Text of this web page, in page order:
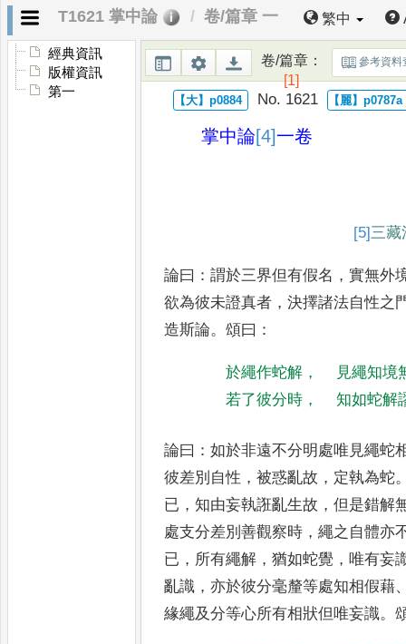
T1621 掌中論 卷/篇章 一 繁中
經典資訊
版權資訊
第一
卷/篇章：
[1]
參考資料
No. 1621
掌中論[4]一卷
[5]三藏
論曰 ：謂於三界但有假名 ，實無外
欲為彼未證真者 ，決擇諸法自性之
造斯論。頌曰 ：
於繩作蛇解 ，
見繩知境
若了彼分時 ， 知如蛇解
論曰 ：如於非遠不分明處唯見繩蛇
彼差別自性 ，被惑亂故 ， 定執為蛇
已 ，知由妄執誑亂生故 ，但是錯解
處支分差別善觀察時 ，繩之自體亦
已 ， 所有繩解 ，猶如蛇覺 ，唯有妄
亂識 ，亦於彼分毫釐等處知相假藉
緣繩及分等心所有相狀但唯妄識。